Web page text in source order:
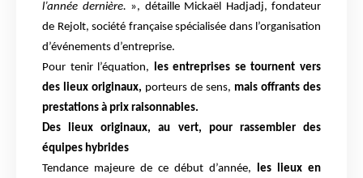
l’année dernière. », détaille Mickaël Hadjadj, fondateur
de Rejolt, société française spécialisée dans l’organisation
d’événements d’entreprise.
Pour tenir l’équation, les entreprises se tournent vers
des lieux originaux, porteurs de sens, mais offrants des
prestations à prix raisonnables.
Des lieux originaux, au vert, pour rassembler des
équipes hybrides
Tendance majeure de ce début d’année, les lieux en